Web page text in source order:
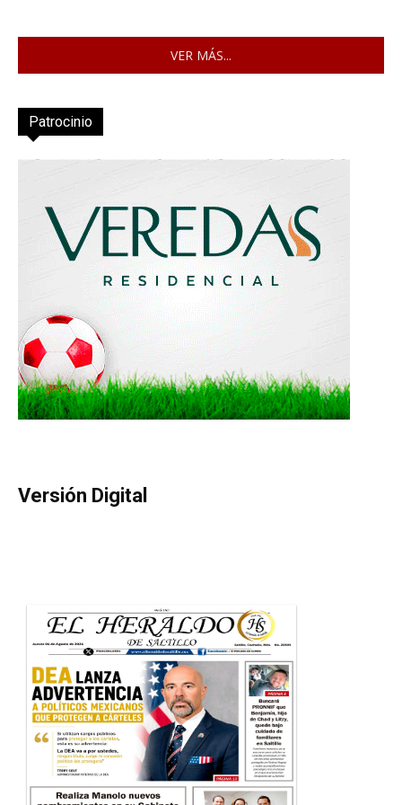
VER MÁS...
Patrocinio
Versión Digital